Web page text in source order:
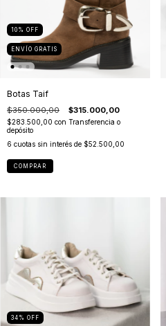
10 % OFF
ENVÍO GRATIS
Botas Taif
$350.000,00 $315.000,00
$283.500,00 con Transferencia o
depósito
6 cuotas sin interés de $52.500,00
COMPRAR
34 % OFF